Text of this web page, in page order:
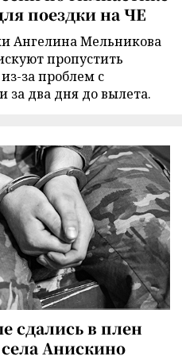
поездки на ЧЕ
Ангелина Мельникова
пропустить
за проблем с
два дня до вылета.
сдались в плен
Анискино